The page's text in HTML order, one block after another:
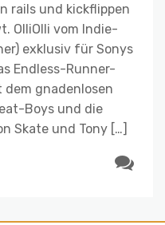
rails und kickflippen
OlliOlli vom Indie-
exklusiv für Sonys
Endless-Runner-
dem gnadenlosen
Boys und die
Skate und Tony […]